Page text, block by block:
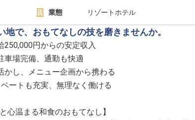
業態 リゾートホテル
で、おもてなしの技を磨きませんか。
250,000円からの安定収入
車場完備、通勤も快適
かし、メニュー企画から携わる
ートも充実、無理なく働ける
心温まる和食のおもてなし】